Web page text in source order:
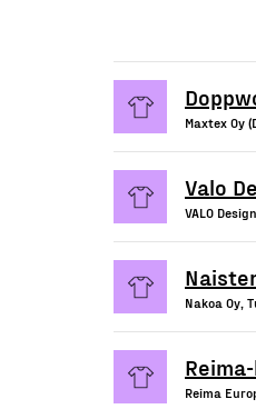
Maxtex Oy
Valo
VALO
Nakoa Oy,
Reima